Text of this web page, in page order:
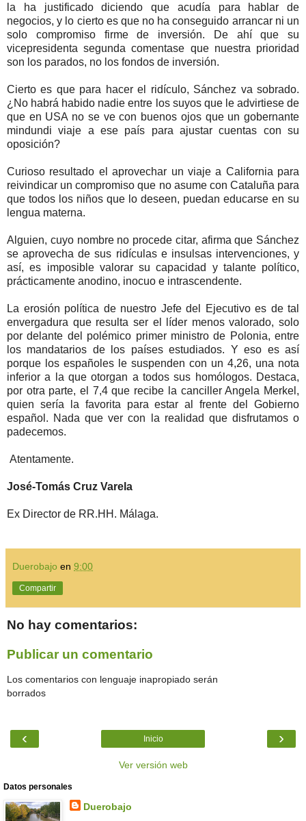
la ha justificado diciendo que acudía para hablar de
negocios, y lo cierto es que no ha conseguido arrancar ni un
solo compromiso firme de inversión. De ahí que su
vicepresidenta segunda comentase que nuestra prioridad
son los parados, no los fondos de inversión.
Cierto es que para hacer el ridículo, Sánchez va sobrado.
¿No habrá habido nadie entre los suyos que le advirtiese de
que en USA no se ve con buenos ojos que un gobernante
mindundi viaje a ese país para ajustar cuentas con su
oposición?
Curioso resultado el aprovechar un viaje a California para
reivindicar un compromiso que no asume con Cataluña para
que todos los niños que lo deseen, puedan educarse en su
lengua materna.
Alguien, cuyo nombre no procede citar, afirma que Sánchez
se aprovecha de sus ridículas e insulsas intervenciones, y
así, es imposible valorar su capacidad y talante político,
prácticamente anodino, inocuo e intrascendente.
La erosión política de nuestro Jefe del Ejecutivo es de tal
envergadura que resulta ser el líder menos valorado, solo
por delante del polémico primer ministro de Polonia, entre
los mandatarios de los países estudiados. Y eso es así
porque los españoles le suspenden con un 4,26, una nota
inferior a la que otorgan a todos sus homólogos. Destaca,
por otra parte, el 7,4 que recibe la canciller Angela Merkel,
quien sería la favorita para estar al frente del Gobierno
español. Nada que ver con la realidad que disfrutamos o
padecemos.
Atentamente.
José-Tomás Cruz Varela
Ex Director de RR.HH. Málaga.
Duerobajo en 9:00
Compartir
No hay comentarios:
Publicar un comentario
Los comentarios con lenguaje inapropiado serán
borrados
‹ ›
Inicio
Ver versión web
Datos personales
Duerobajo